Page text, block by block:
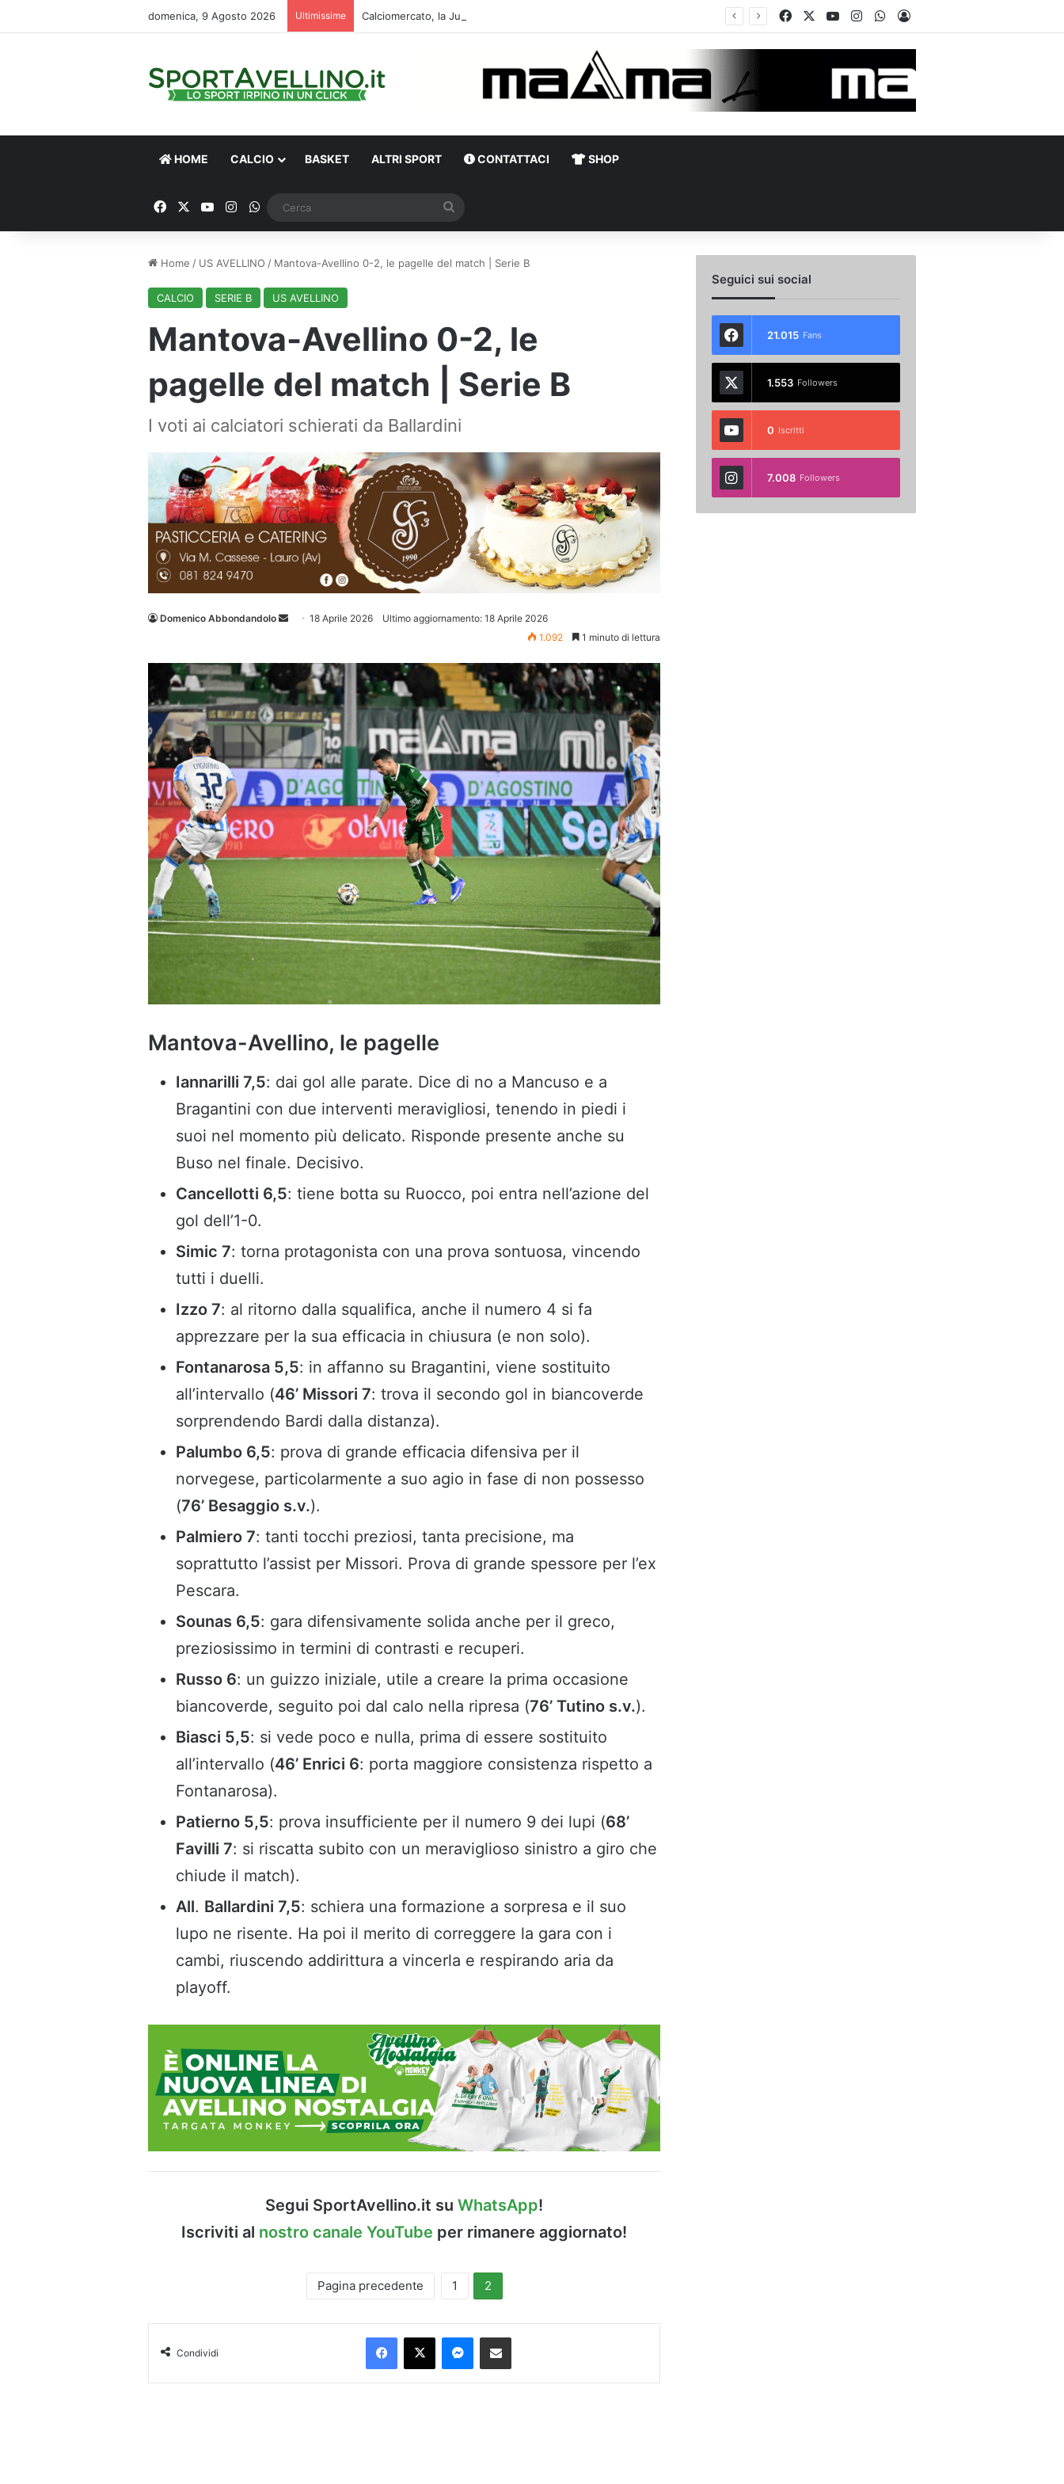
domenica, 9 Agosto 2026 Ultimissime FacebookYou TubeInstagramWhatsApp
Accedi
HOME CALCIO BASKET ALTRI SPORT CONTATTACI SHOP
FacebookYou TubeInstagram
WhatsApp
Home / US AVELLINO / Mantova-Avellino 0-2, le pagelle del match | Serie B
CALCIO SERIE B US AVELLINO
Mantova-Avellino 0-2, le
pagelle del match | Serie B
I voti ai calciatori schierati da Ballardini
Domenico Abbondandolo
Invia 18 Aprile 2026
Ultimo aggiornamento: 18 Aprile 2026
1.092
1 minuto di lettura
Mantova-Avellino, le pagelle
Iannarilli 7,5: dai gol alle parate. Dice di no a Mancuso e a
Bragantini con due interventi meravigliosi, tenendo in piedi i
suoi nel momento più delicato. Risponde presente anche su
Buso nel finale. Decisivo.
Cancellotti 6,5: tiene botta su Ruocco, poi entra nell’azione del
gol dell’1-0.
Simic 7: torna protagonista con una prova sontuosa, vincendo
tutti i duelli.
Izzo 7: al ritorno dalla squalifica, anche il numero 4 si fa
apprezzare per la sua efficacia in chiusura (e non solo).
Fontanarosa 5,5: in affanno su Bragantini, viene sostituito
all’intervallo (46’ Missori 7: trova il secondo gol in biancoverde
sorprendendo Bardi dalla distanza).
Palumbo 6,5: prova di grande efficacia difensiva per il
norvegese, particolarmente a suo agio in fase di non possesso
(76’ Besaggio s.v.).
Palmiero 7: tanti tocchi preziosi, tanta precisione, ma
soprattutto l’assist per Missori. Prova di grande spessore per l’ex
Pescara.
Sounas 6,5: gara difensivamente solida anche per il greco,
preziosissimo in termini di contrasti e recuperi.
Russo 6: un guizzo iniziale, utile a creare la prima occasione
biancoverde, seguito poi dal calo nella ripresa (76’ Tutino s.v.).
Biasci 5,5: si vede poco e nulla, prima di essere sostituito
all’intervallo (46’ Enrici 6: porta maggiore consistenza rispetto a
Fontanarosa).
Patierno 5,5: prova insufficiente per il numero 9 dei lupi (68’
Favilli 7: si riscatta subito con un meraviglioso sinistro a giro che
chiude il match).
All. Ballardini 7,5: schiera una formazione a sorpresa e il suo
lupo ne risente. Ha poi il merito di correggere la gara con i
cambi, riuscendo addirittura a vincerla e respirando aria da
playoff.
Segui SportAvellino.it su WhatsApp!
Iscriviti al nostro canale YouTube per rimanere aggiornato!
Pagina precedente 1 2
Condividi
Facebook
X Messenger
Condividi via Email
Seguici sui social
21.015 Fans
1.553 Followers
0 Iscritti
7.008 Followers